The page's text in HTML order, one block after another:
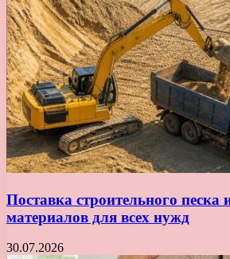
Поставка строительного песка
материалов для всех нужд
30.07.2026